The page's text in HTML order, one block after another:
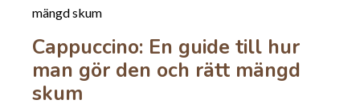
Cappuccino: En guide till hur
man gör den och rätt mängd
skum